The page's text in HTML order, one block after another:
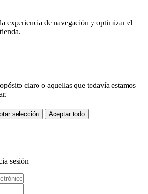
experiencia de navegación y optimizar el
claro o aquellas que todavía estamos
selección Aceptar todo
sesión